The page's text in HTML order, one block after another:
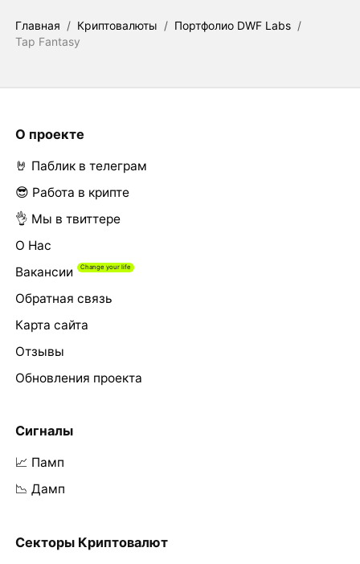
Главная / Криптовалюты / Портфолио DWF Labs /
Tap Fantasy
О проекте
🤘 Паблик в телеграм
😎 Работа в крипте
👌 Мы в твиттере
О Нас
Вакансии
Обратная связь
Карта сайта
Отзывы
Обновления проекта
Сигналы
📈 Памп
📉 Дамп
Секторы Криптовалют